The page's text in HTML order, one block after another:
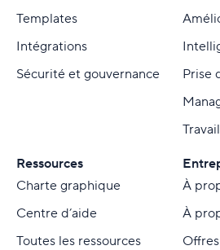
Templates
Intégrations
Sécurité et gouvernance
Prise
Ressources
Charte graphique
Centre d’aide
Toutes les ressources
À
À